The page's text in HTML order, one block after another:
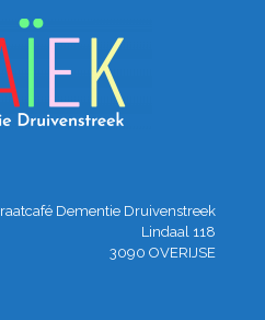
Dementie Druivenstreek
Lindaal 118
3090 OVERIJSE